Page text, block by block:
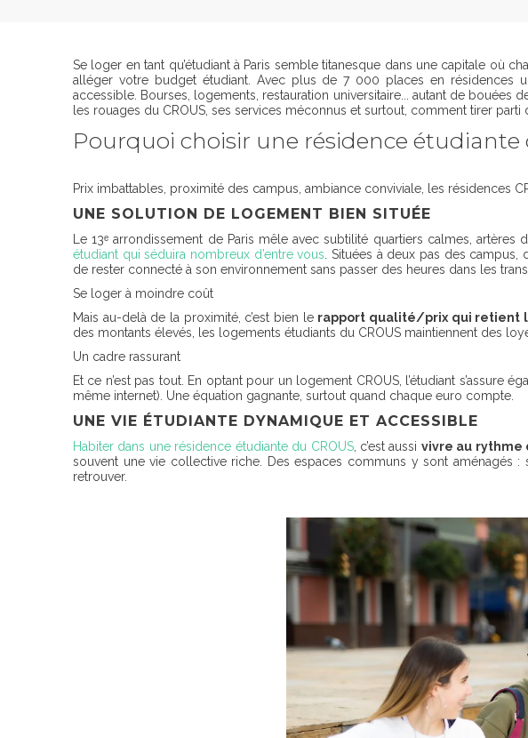
Se loger en tant qu’étudiant à Paris semble titanesque dans une capitale où
alléger votre budget étudiant. Avec plus de 7 000 places en résidences
accessible. Bourses, logements, restauration universitaire... autant de
les rouages du CROUS, ses services méconnus et surtout, comment tirer
Pourquoi choisir une résidence étudiante
Prix imbattables, proximité des campus, ambiance conviviale, les résidences
UNE SOLUTION DE LOGEMENT BIEN SITUÉE
Le 13ᵉ arrondissement de Paris mêle avec subtilité quartiers calmes,
étudiant qui séduira nombreux d’entre vous . Situées à deux pas des
de rester connecté à son environnement sans passer des heures dans les
Se loger à moindre coût
Mais au-delà de la proximité, c’est bien le rapport qualité/prix qui retient
des montants élevés, les logements étudiants du CROUS maintiennent des
Un cadre rassurant
Et ce n’est pas tout. En optant pour un logement CROUS, l’étudiant s’assure
même internet). Une équation gagnante, surtout quand chaque euro compte.
UNE VIE ÉTUDIANTE DYNAMIQUE ET ACCESSIBLE
Habiter dans une résidence étudiante du CROUS, c’est aussi vivre au rythme
souvent une vie collective riche. Des espaces communs y sont aménagés
retrouver.